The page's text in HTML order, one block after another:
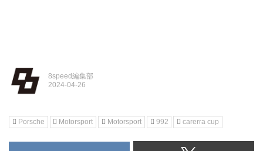
8speed編集部
Porsche Motorsport Motorsport 992 carerra cup